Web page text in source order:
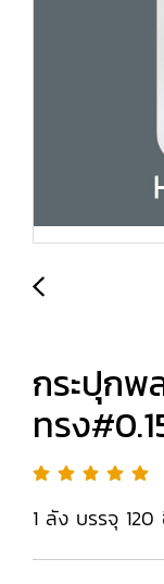
กระปุกพ
ทรง
1 ลัง บรรจุ 120